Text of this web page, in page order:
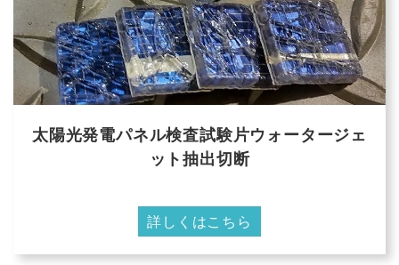
太陽光発電パネル検査試験片ウォータージェ
ット抽出切断
詳しくはこちら